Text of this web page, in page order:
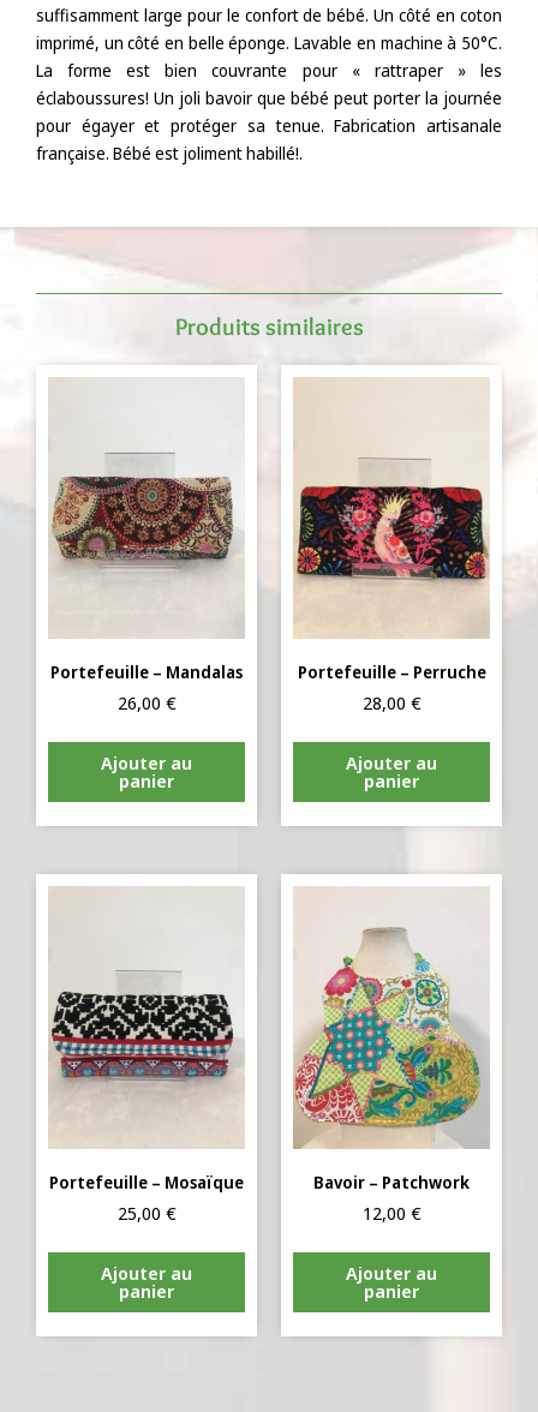
suffisamment large pour le confort de bébé. Un côté en coton
imprimé, un côté en belle éponge. Lavable en machine à 50°C.
La forme est bien couvrante pour « rattraper » les
éclaboussures! Un joli bavoir que bébé peut porter la journée
pour égayer et protéger sa tenue. Fabrication artisanale
française. Bébé est joliment habillé!.
Produits similaires
Portefeuille – Mandalas
26,00 €
Ajouter au
panier
Portefeuille – Perruche
28,00 €
Ajouter au
panier
Portefeuille – Mosaïque
25,00 €
Ajouter au
panier
Bavoir – Patchwork
12,00 €
Ajouter au
panier